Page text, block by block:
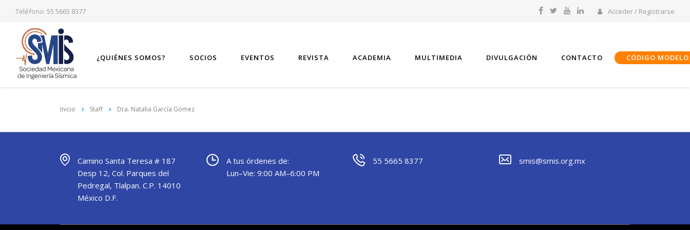
Teléfono: 55 5665 8377 Acceder / Registrarse
¿QUIÉNES SOMOS? SOCIOS EVENTOS REVISTA ACADEMIA MULTIMEDIA DIVULGACIÓN CONTACTO CÓDIGO MODELO
Inicio Staff Dra. Natalia García Gómez
Camino Santa Teresa # 187
Desp 12, Col. Parques del
Pedregal, Tlalpan. C.P. 14010
México D.F.
A tus órdenes de:
Lun–Vie: 9:00 AM–6:00 PM
55 5665 8377 smis@smis.org.mx